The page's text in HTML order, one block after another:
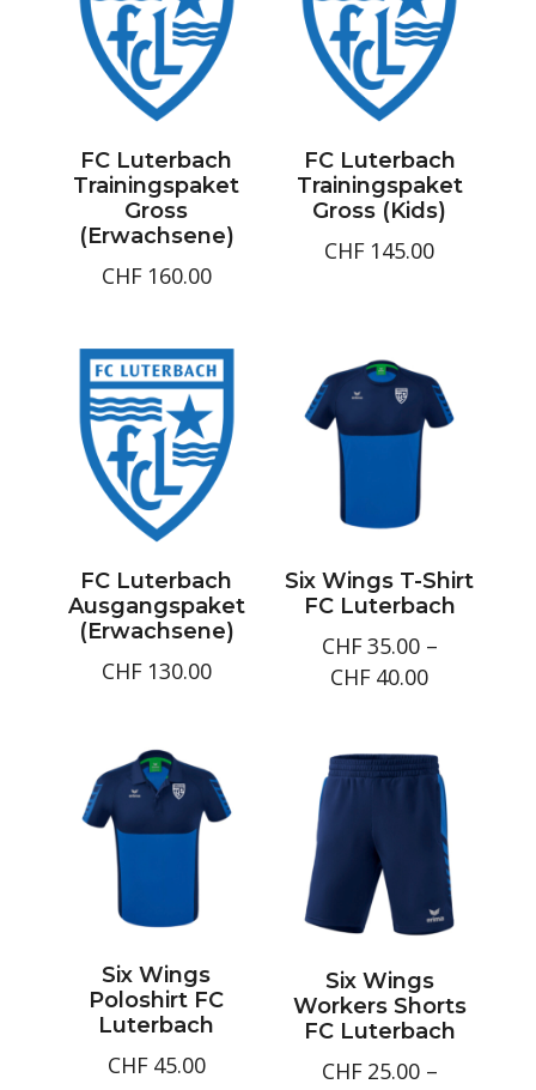
FC Luterbach
Trainingspaket
Gross
(Erwachsene)
CHF 160.00
FC Luterbach
Trainingspaket
Gross (Kids)
CHF 145.00
FC Luterbach
Ausgangspaket
(Erwachsene)
CHF 130.00
Six Wings T-Shirt
FC Luterbach
CHF35.00 –
CHF 40.00
CHF40.00
Six Wings
Poloshirt FC
Luterbach
CHF 45.00
Six Wings
Workers Shorts
FC Luterbach
CHF 25.00 –